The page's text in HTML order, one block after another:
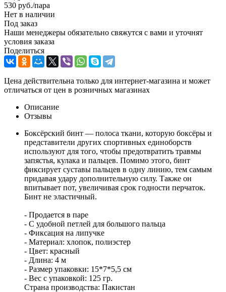
530 руб./пара
Нет в наличии
Под заказ
Наши менеджеры обязательно свяжутся с вами и уточнят
условия заказа
Поделиться
Цена действительна только для интернет-магазина и может
отличаться от цен в розничных магазинах
Описание
Отзывы
Боксёрский бинт — полоса ткани, которую боксёры и
представители других спортивных единоборств
используют для того, чтобы предотвратить травмы
запястья, кулака и пальцев. Помимо этого, бинт
фиксирует суставы пальцев в одну линию, тем самым
придавая удару дополнительную силу. Также он
впитывает пот, увеличивая срок годности перчаток.
Бинт не эластичный.
- Продается в паре
- С удобной петлей для большого пальца
- Фиксация на липучке
- Материал: хлопок, полиэстер
- Цвет: красный
- Длина: 4 м
- Размер упаковки: 15*7*5,5 см
- Вес с упаковкой: 125 гр.
Страна производства: Пакистан